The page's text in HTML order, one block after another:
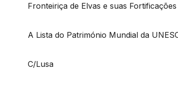
Fronteiriça de Elvas e suas
A Lista do Património Mundial da
C/Lusa